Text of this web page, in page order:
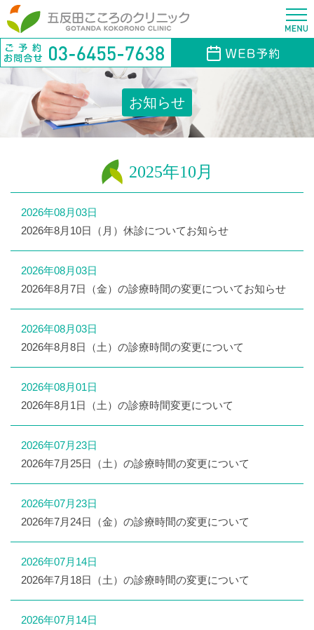
お知らせ
2025年10月
2026年08月03日
2026年8月10日（月）休診についてお知らせ
2026年08月03日
2026年8月7日（金）の診療時間の変更についてお知らせ
2026年08月03日
2026年8月8日（土）の診療時間の変更について
2026年08月01日
2026年8月1日（土）の診療時間変更について
2026年07月23日
2026年7月25日（土）の診療時間の変更について
2026年07月23日
2026年7月24日（金）の診療時間の変更について
2026年07月14日
2026年7月18日（土）の診療時間の変更について
2026年07月14日